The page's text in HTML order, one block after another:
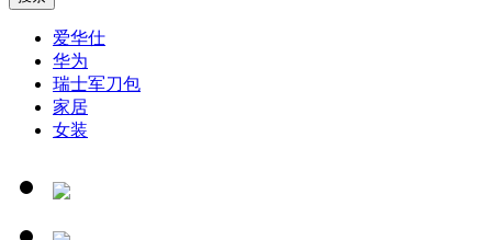
爱华仕
华为
瑞士军刀包
家居
女装